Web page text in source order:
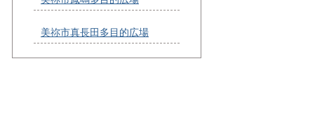
美祢市真長田多目的広場